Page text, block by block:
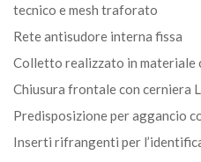
tecnico e mesh traforato
Rete antisudore interna fissa
Colletto realizzato in
Chiusura frontale con cerniera
Predisposizione per aggancio
Inserti rifrangenti per